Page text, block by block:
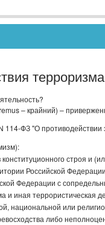
– крайний) –
ФЗ "О
строя и
Российской
Федерации с
и иная террористическая
национальной или
либо